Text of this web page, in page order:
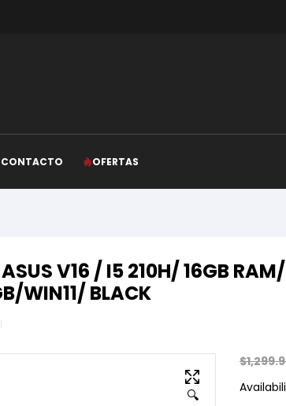
CONTACTO OFERTAS
V16 / I5 210H/ 16GB
WIN11/ BLACK
🔍
$